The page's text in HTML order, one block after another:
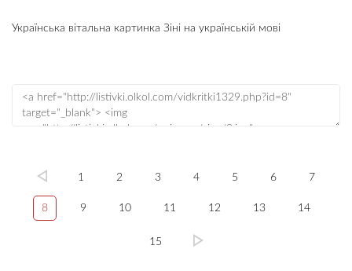
Українська вітальна картинка Зіні на українській мові
1 2 3 4 5 6 7
8 9 10 11 12 13 14
15